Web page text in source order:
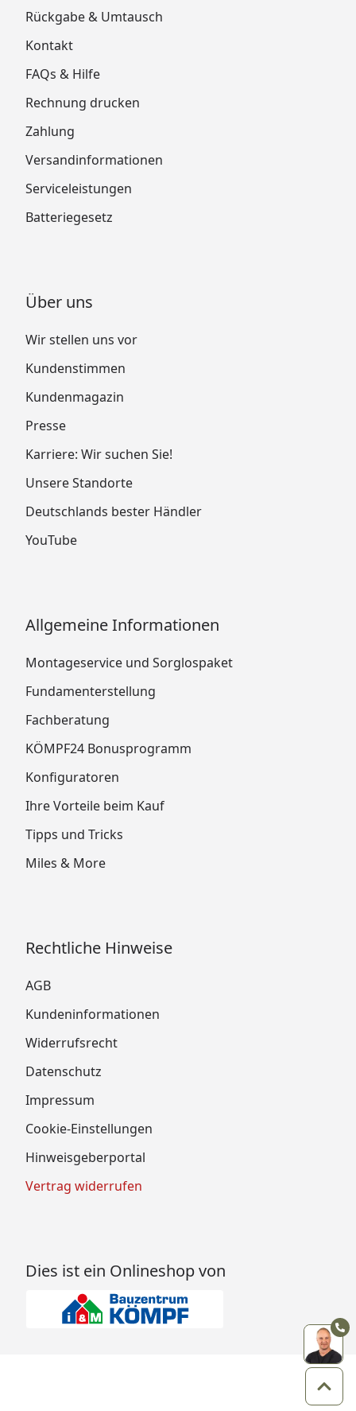
Rückgabe & Umtausch
Kontakt
FAQs & Hilfe
Rechnung drucken
Zahlung
Versandinformationen
Serviceleistungen
Batteriegesetz
Über uns
Wir stellen uns vor
Kundenstimmen
Kundenmagazin
Presse
Karriere: Wir suchen Sie!
Unsere Standorte
Deutschlands bester Händler
YouTube
Allgemeine Informationen
Montageservice und Sorglospaket
Fundamenterstellung
Fachberatung
KÖMPF24 Bonusprogramm
Konfiguratoren
Ihre Vorteile beim Kauf
Tipps und Tricks
Miles & More
Rechtliche Hinweise
AGB
Kundeninformationen
Widerrufsrecht
Datenschutz
Impressum
Cookie-Einstellungen
Hinweisgeberportal
Vertrag widerrufen
Dies ist ein Onlineshop von